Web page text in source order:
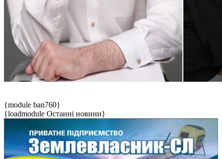
{module ban760}
{loadmodule Останні новини}